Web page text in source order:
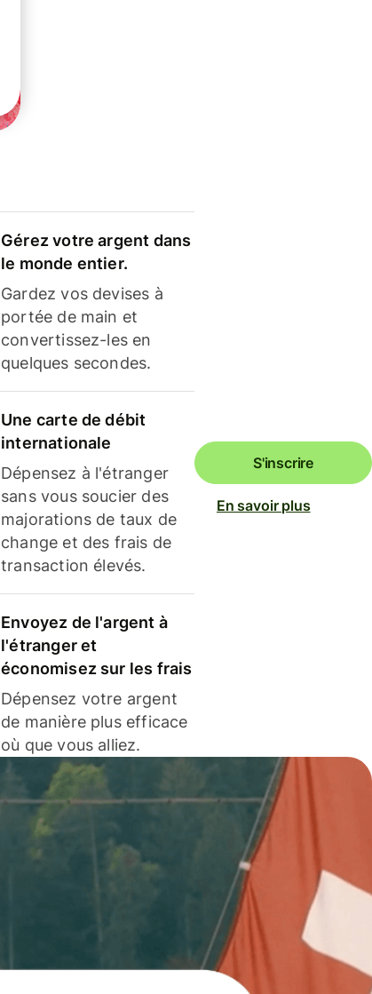
Gérez votre argent dans
le monde entier.
Gardez vos devises à
portée de main et
convertissez-les en
quelques secondes.
Une carte de débit
internationale
Dépensez à l'étranger
sans vous soucier des
majorations de taux de
change et des frais de
transaction élevés.
Envoyez de l'argent à
l'étranger et
économisez sur les frais
Dépensez votre argent
de manière plus efficace
où que vous alliez.
S'inscrire
En savoir plus